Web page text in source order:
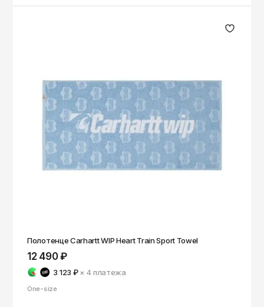
Полотенце Carhartt WIP Heart Train Sport Towel
12 490 ₽
3 123 ₽ × 4платежа
One-size